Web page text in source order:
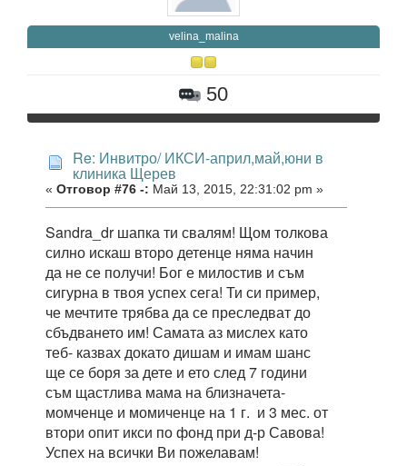
velina_malina
50
Re: Инвитро/ ИКСИ-април,май,юни в
клиника Щерев
« Отговор #76 -: Май 13, 2015, 22:31:02 pm »
Sandra_dr шапка ти свалям! Щом толкова
силно искаш второ детенце няма начин
да не се получи! Бог е милостив и съм
сигурна в твоя успех сега! Ти си пример,
че мечтите трябва да се преследват до
сбъдването им! Самата аз мислех като
теб- казвах докато дишам и имам шанс
ще се боря за дете и ето след 7 години
съм щастлива мама на близначета-
момченце и момиченце на 1 г. и 3 мес. от
втори опит икси по фонд при д-р Савова!
Успех на всички Ви пожелавам!